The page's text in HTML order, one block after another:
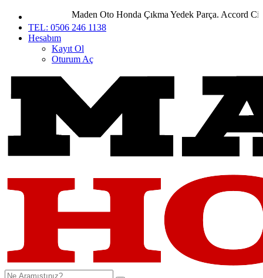
Maden Oto Honda Çıkma Yedek Parça. Accord City
TEL: 0506 246 1138
Hesabım
Kayıt Ol
Oturum Aç